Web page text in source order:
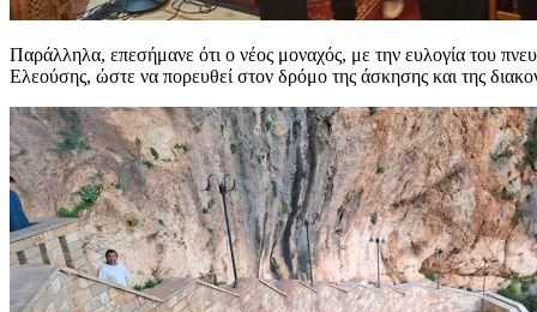
Παράλληλα, επεσήμανε ότι ο νέος μοναχός, με την ευλογία του
Ελεούσης, ώστε να πορευθεί στον δρόμο της άσκησης και της